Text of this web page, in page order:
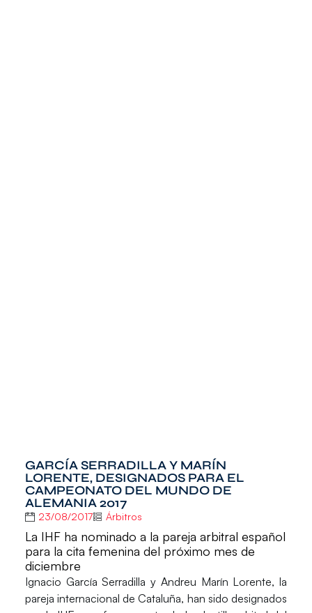
GARCÍA SERRADILLA Y MARÍN
LORENTE, DESIGNADOS PARA EL
CAMPEONATO DEL MUNDO DE
ALEMANIA 2017
23/08/2017 Árbitros
La IHF ha nominado a la pareja arbitral español
para la cita femenina del próximo mes de
diciembre
Ignacio García Serradilla y Andreu Marín Lorente, la
pareja internacional de Cataluña, han sido designados